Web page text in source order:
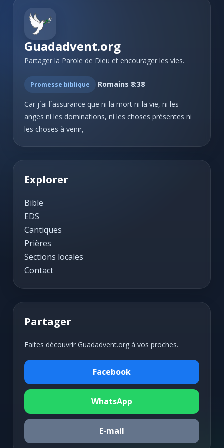
Guadadvent.org
Partager la Parole de Dieu et encourager les vies.
Promesse biblique Romains 8:38
Car j`ai l`assurance que ni la mort ni la vie, ni les
anges ni les dominations, ni les choses présentes ni
les choses à venir,
Explorer
Bible
EDS
Cantiques
Prières
Sections locales
Contact
Partager
Faites découvrir Guadadvent.org à vos proches.
Facebook
WhatsApp
E-mail